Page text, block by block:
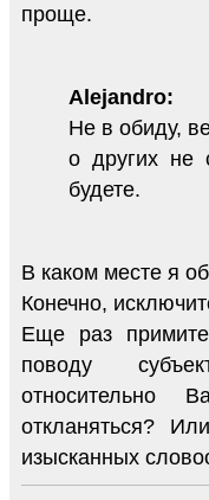
проще.
Alejandro:
Не в обиду,
о других не
будете.
В каком месте я
Конечно,
Еще раз
поводу
относительно
откланяться?
изысканных